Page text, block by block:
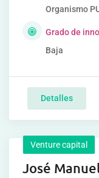
Organismo
Grado de
Baja
Detalles
Venture capital
José